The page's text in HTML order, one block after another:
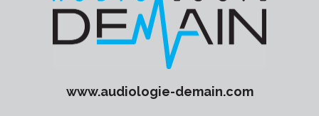
www.audiologie-demain.com